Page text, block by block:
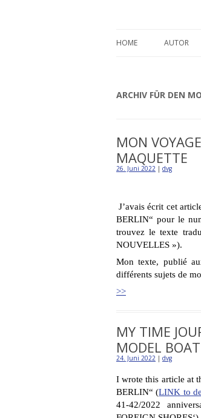
HOME AUTOR
ARCHIV FÜR DEN
MON
MAQUETTE
26. Juni 2022 | dvg
J’avais écrit cet
BERLIN“ pour le
trouvez le texte
NOUVELLES »).
Mon texte, publié
différents sujets de
>>
MY TIME
MODEL BOAT
24. Juni 2022 | dvg
I wrote this article at
BERLIN“ (LINK to
41-42/2022